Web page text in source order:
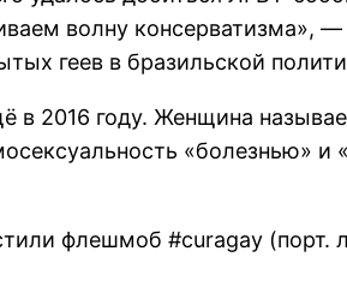
волну консерватизма», —
геев в бразильской
2016 году. Женщина
«болезнью»
флешмоб #curagay (порт.